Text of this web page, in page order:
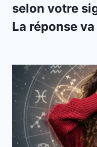
selon votre
La réponse